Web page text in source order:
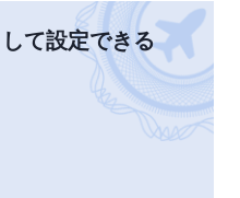
て設定できる